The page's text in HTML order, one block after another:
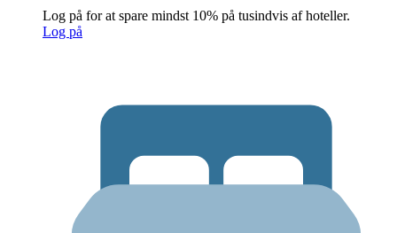
Log på for at spare mindst 10% på tusindvis af hoteller.
Log på